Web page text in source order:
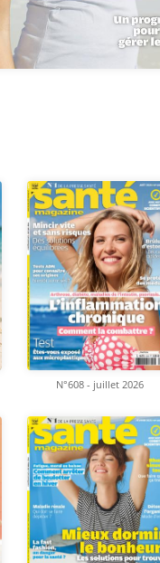
N°608 - juillet 2026